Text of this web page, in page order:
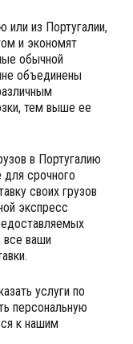
или из Португалии,
и экономят
обычной
объединены
тем выше ее
в Португалию
для срочного
своих грузов
экспресс
ваши
услуги по
персональную
к нашим